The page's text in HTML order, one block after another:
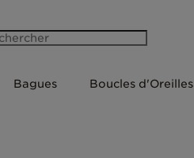
Bagues Boucles d'Oreilles